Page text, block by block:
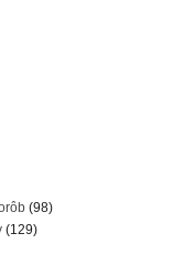
(98)
(129)